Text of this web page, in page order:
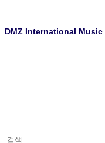
DMZ International